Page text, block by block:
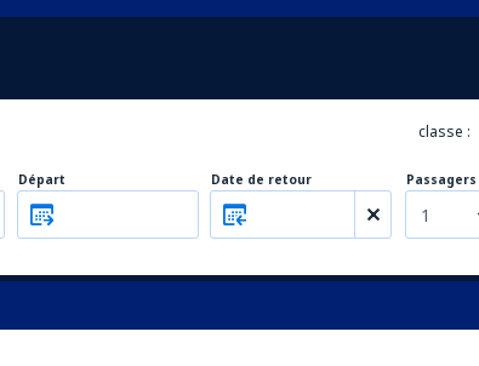
classe :
Départ Date de retour Passagers
1